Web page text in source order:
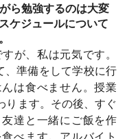
ら勉強するのは大変
ケジュールについて
が、私は元気です。
、準備をして学校に行
は食べません。授業
ります。その後、すぐ
達と一緒にご飯を作